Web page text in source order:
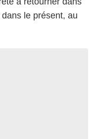
le présent, au